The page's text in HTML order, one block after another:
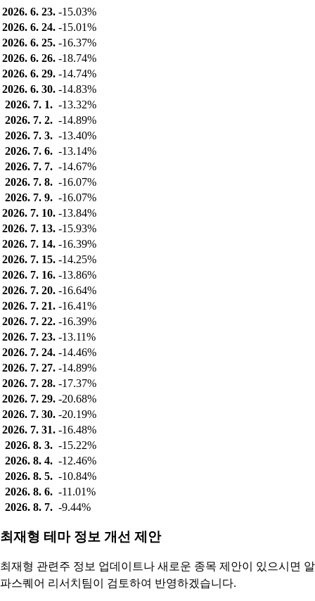
2026. 6. 23. -15.03%
2026. 6. 24. -15.01%
2026. 6. 25. -16.37%
2026. 6. 26. -18.74%
2026. 6. 29. -14.74%
2026. 6. 30. -14.83%
2026. 7. 1. -13.32%
2026. 7. 2. -14.89%
2026. 7. 3. -13.40%
2026. 7. 6. -13.14%
2026. 7. 7. -14.67%
2026. 7. 8. -16.07%
2026. 7. 9. -16.07%
2026. 7. 10. -13.84%
2026. 7. 13. -15.93%
2026. 7. 14. -16.39%
2026. 7. 15. -14.25%
2026. 7. 16. -13.86%
2026. 7. 20. -16.64%
2026. 7. 21. -16.41%
2026. 7. 22. -16.39%
2026. 7. 23. -13.11%
2026. 7. 24. -14.46%
2026. 7. 27. -14.89%
2026. 7. 28. -17.37%
2026. 7. 29. -20.68%
2026. 7. 30. -20.19%
2026. 7. 31. -16.48%
2026. 8. 3. -15.22%
2026. 8. 4. -12.46%
2026. 8. 5. -10.84%
2026. 8. 6. -11.01%
2026. 8. 7. -9.44%
최재형 테마 정보 개선 제안
최재형 관련주 정보 업데이트나 새로운 종목 제안이 있으시면 알
파스퀘어 리서치팀이 검토하여 반영하겠습니다.